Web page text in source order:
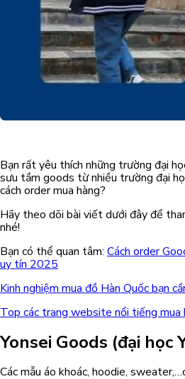
Bạn rất yêu thích những trường đại
sưu tầm goods từ nhiều trường đại
cách order mua hàng?
Hãy theo dõi bài viết dưới đây để
nhé!
Bạn có thể quan tâm: Cách order
uy tín 2025
Kinh nghiệm mua đồ Hàn Quốc bạn
Top các trang website nổi tiếng mua
Yonsei Goods (đại học
Các mẫu áo khoác, hoodie,